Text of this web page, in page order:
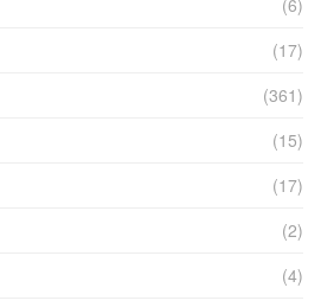
(6)
(17)
(361)
(15)
(17)
(2)
(4)